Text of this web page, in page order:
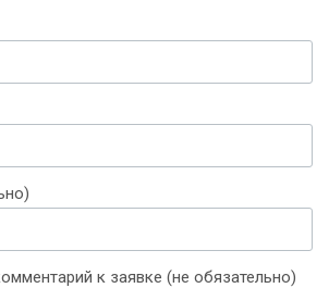
к заявке (не обязательно)